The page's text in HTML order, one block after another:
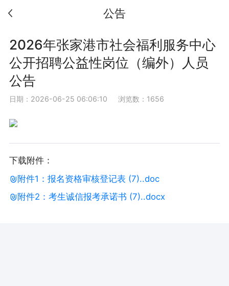
公告
2026年张家港市社会福利服务中心
公开招聘公益性岗位（编外）人员
公告
日期：2026-06-25 06:06:10浏览数：1656
下载附件：
附件1：报名资格审核登记表 (7)..doc
附件2：考生诚信报考承诺书 (7)..docx